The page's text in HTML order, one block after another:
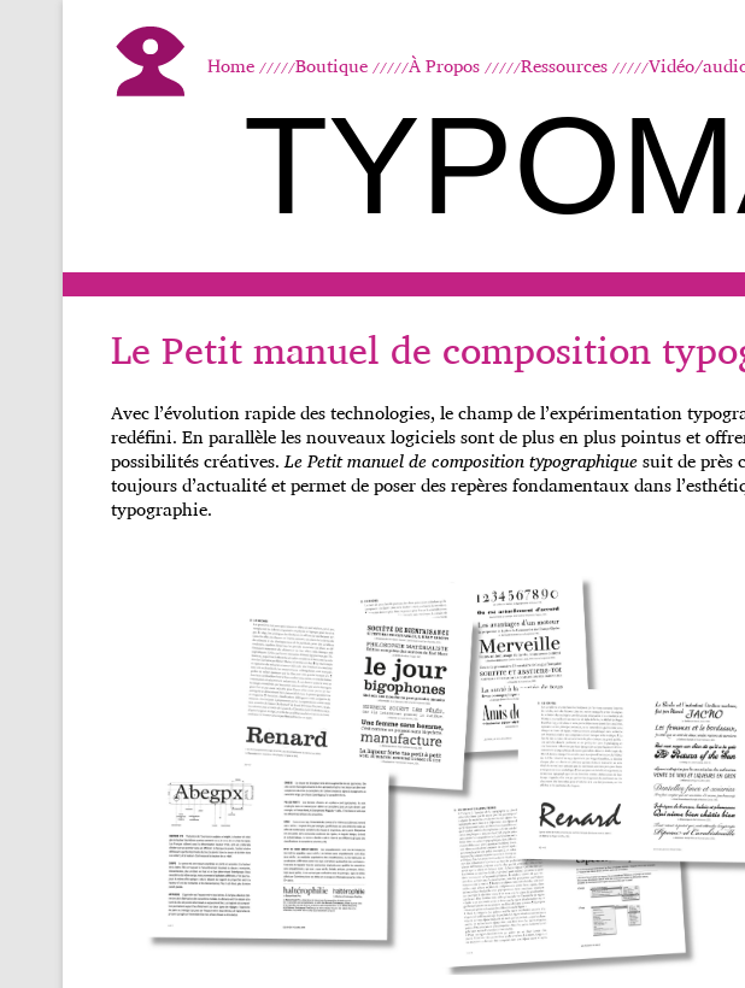
Home Boutique À Propos Ressources Vidéo/
Le Petit manuel de composition
Avec l’évolution rapide des technologies, le champ de l’expérimentation
redéfini. En parallèle les nouveaux logiciels sont de plus en plus pointus et
possibilités créatives.Le Petit manuel de composition typographiquesuit de près
toujours d’actualité et permet de poser des repères fondamentaux dans
typographie.